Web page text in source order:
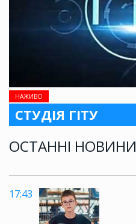
НАЖИВО
СТУДІЯ ГІТУ
ОСТАННІ НОВИНИ
17:43